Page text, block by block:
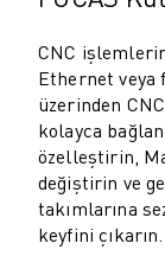
KÜNYECNC
Ethernet veya
üzerinden
kolayca
özelleştirin,
değiştirin ve
takımlarına
keyfini çıkarın.